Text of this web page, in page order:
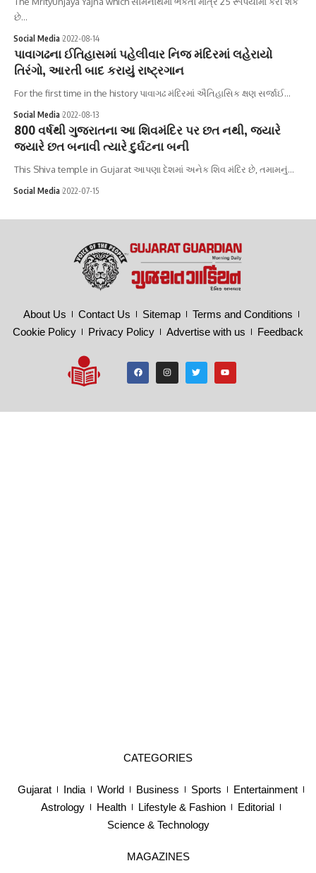
છે…
Social Media 2022-08-14
પાવાગઢના ઈતિહાસમાં પહેલીવાર નિજ મંદિરમાં લહેરાયો
તિરંગો, આરતી બાદ કરાયું રાષ્ટ્રગાન
For the first time in the history પાવાગઢ મંદિરમાં ઐતિહાસિક ક્ષણ સર્જાઈ…
Social Media 2022-08-13
800 વર્ષથી ગુજરાતના આ શિવમંદિર પર છત નથી, જ્યારે
જ્યારે છત બનાવી ત્યારે દુર્ઘટના બની
This Shiva temple in Gujarat આપણા દેશમાં અનેક શિવ મંદિર છે, તમામનું…
Social Media 2022-07-15
About Us Contact Us Sitemap
Terms and Conditions
Cookie Policy
Privacy Policy Advertise with us Feedback
CATEGORIES
Gujarat India World Business Sports
Entertainment
Astrology
Health Lifestyle & Fashion
Editorial
Science & Technology
MAGAZINES